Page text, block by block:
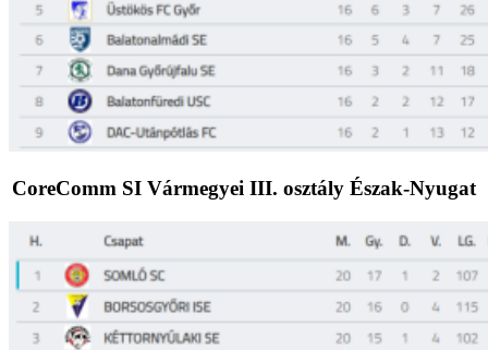
CoreComm SI Vármegyei III. osztály Észak-Nyugat